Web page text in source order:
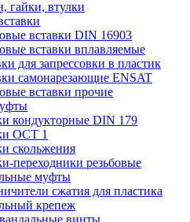
гайки, втулки
вставки DIN 16903
вставки вплавляемые
для запрессовки в пластик
самонарезающие ENSAT
вставки прочие
кондукторные DIN 179
ОСТ 1
скольжения
переходники резьбовые
муфты
сжатия для пластика
крепеж
винты